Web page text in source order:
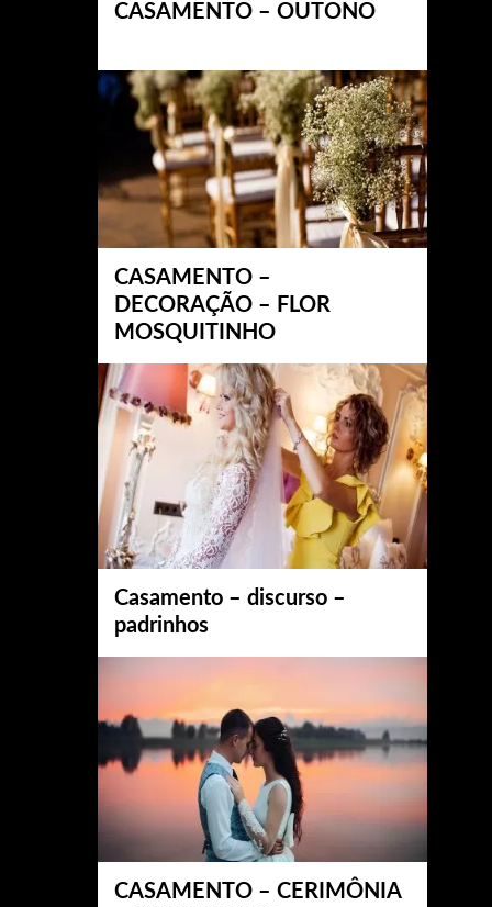
CASAMENTO – OUTONO
CASAMENTO –
DECORAÇÃO – FLOR
MOSQUITINHO
Casamento – discurso –
padrinhos
CASAMENTO – CERIMÔNIA